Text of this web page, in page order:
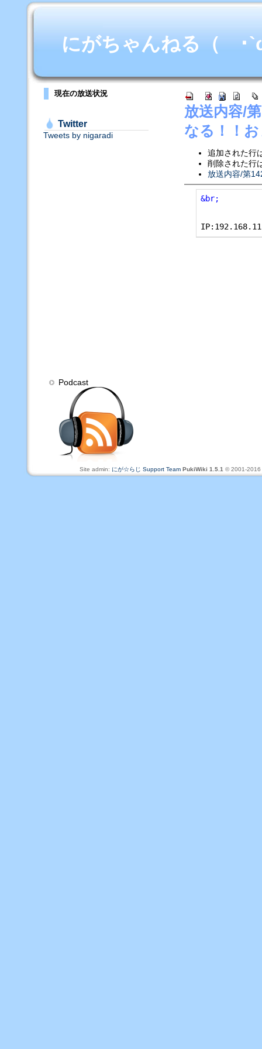
にがちゃんねる（ ･
現在の放送状況
Twitter
Tweets by nigaradi
Podcast
放送内容/
なる！！
追加された行
削除された行
放送内容/第
&br;
Site admin: にが☆らじ Support Team PukiWiki 1.5.1 © 2001-2016